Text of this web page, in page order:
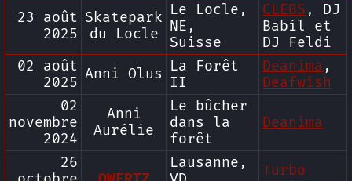
23 août
2025
Skatepark
du Locle
Le Locle,
NE,
Suisse
CLEBS , DJ
Babil et
DJ Feldi
02 août
2025
Anni Olus
La Forêt
II
Deanima ,
Deafwish
02
novembre
2024
Anni
Aurélie
Le bûcher
dans la
forêt
Deanima
26
Lausanne,
Turbo